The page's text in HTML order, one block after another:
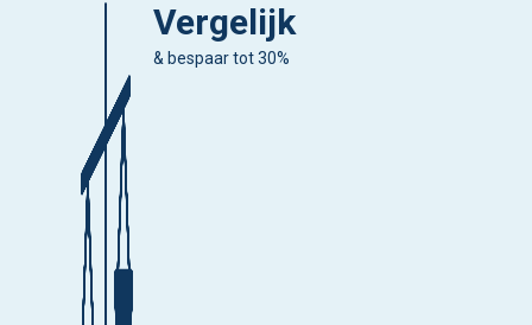
Vergelijk
& bespaar tot 30%